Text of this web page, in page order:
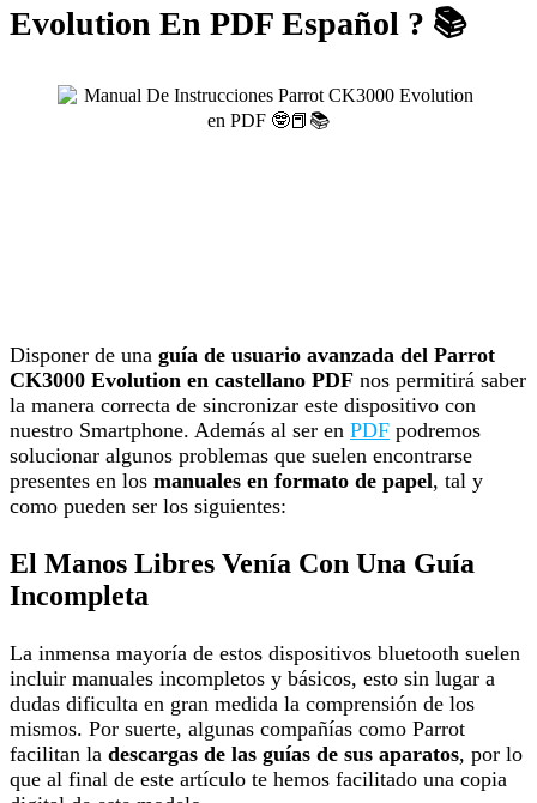
Evolution En PDF Español ? 📚
Disponer de una guía de usuario avanzada del Parrot
CK3000 Evolution en castellano PDF nos permitirá saber
la manera correcta de sincronizar este dispositivo con
nuestro Smartphone. Además al ser en PDF podremos
solucionar algunos problemas que suelen encontrarse
presentes en los manuales en formato de papel, tal y
como pueden ser los siguientes:
El Manos Libres Venía Con Una Guía
Incompleta
La inmensa mayoría de estos dispositivos bluetooth suelen
incluir manuales incompletos y básicos, esto sin lugar a
dudas dificulta en gran medida la comprensión de los
mismos. Por suerte, algunas compañías como Parrot
facilitan la descargas de las guías de sus aparatos, por lo
que al final de este artículo te hemos facilitado una copia